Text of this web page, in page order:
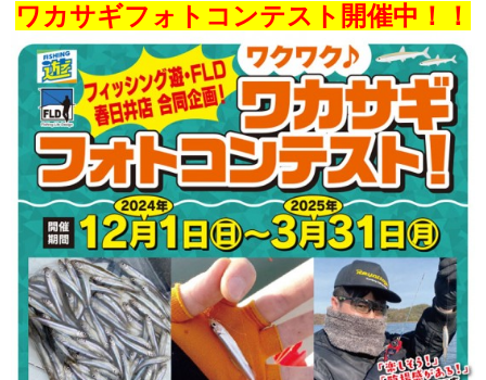
ワカサギフォトコンテスト開催中！！